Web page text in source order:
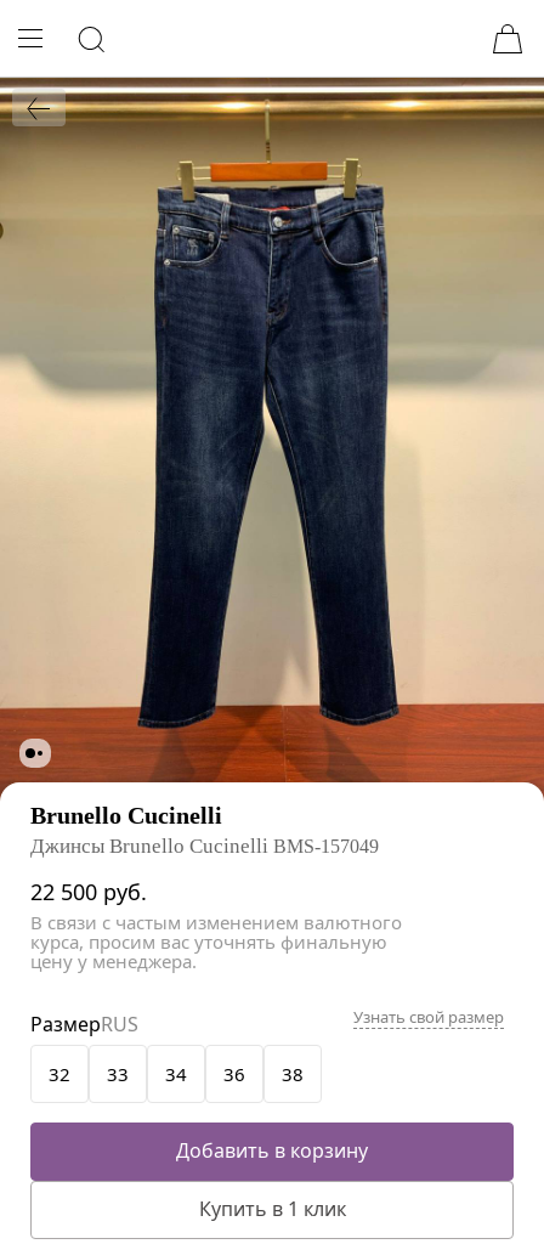
Brunello Cucinelli
Джинсы Brunello Cucinelli BMS-157049
22 500 руб.
В связи с частым изменением валютного
курса, просим вас уточнять финальную
цену у менеджера.
32 33 34 36 38
РазмерRUS Узнать свой размер
Добавить в корзину
Купить в 1 клик